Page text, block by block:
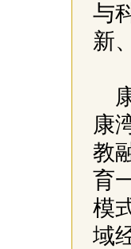
与
新
康
教
育
模
域